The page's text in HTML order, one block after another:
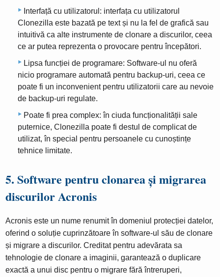
Interfață cu utilizatorul: interfața cu utilizatorul
Clonezilla este bazată pe text și nu la fel de grafică sau
intuitivă ca alte instrumente de clonare a discurilor, ceea
ce ar putea reprezenta o provocare pentru începători.
Lipsa funcției de programare: Software-ul nu oferă
nicio programare automată pentru backup-uri, ceea ce
poate fi un inconvenient pentru utilizatorii care au nevoie
de backup-uri regulate.
Poate fi prea complex: în ciuda funcționalității sale
puternice, Clonezilla poate fi destul de complicat de
utilizat, în special pentru persoanele cu cunoștințe
tehnice limitate.
5. Software pentru clonarea și migrarea
discurilor Acronis
Acronis este un nume renumit în domeniul protecției datelor,
oferind o soluție cuprinzătoare în software-ul său de clonare
și migrare a discurilor. Creditat pentru adevărata sa
tehnologie de clonare a imaginii, garantează o duplicare
exactă a unui disc pentru o migrare fără întreruperi,